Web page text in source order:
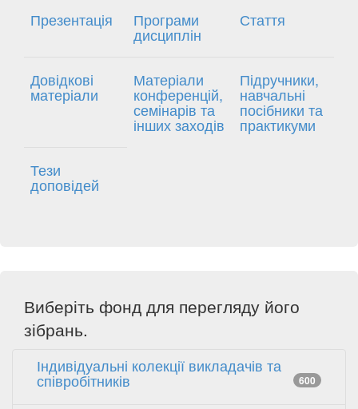
Презентація Програми
дисциплін
Стаття
Довідкові
матеріали
Матеріали
конференцій,
семінарів та
інших заходів
Підручники,
навчальні
посібники та
практикуми
Тези
доповідей
Виберіть фонд для перегляду його
зібрань.
Індивідуальні колекції викладачів та
співробітників 600